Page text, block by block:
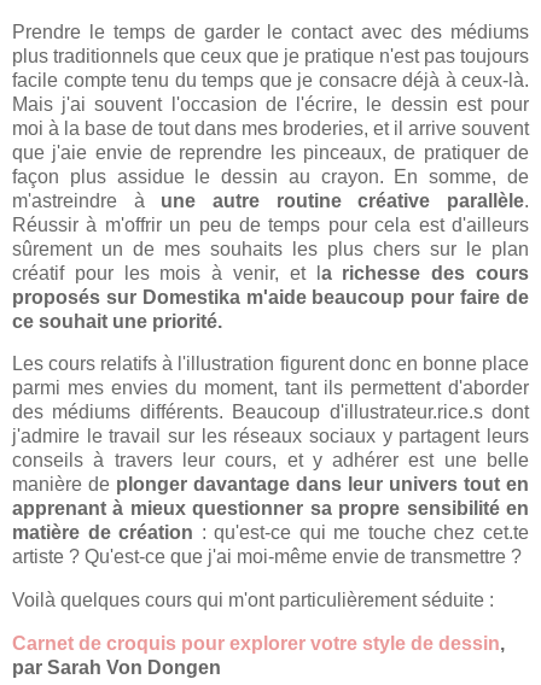
Prendre le temps de garder le contact avec des médiums
plus traditionnels que ceux que je pratique n'est pas toujours
facile compte tenu du temps que je consacre déjà à ceux-là.
Mais j'ai souvent l'occasion de l'écrire, le dessin est pour
moi à la base de tout dans mes broderies, et il arrive souvent
que j'aie envie de reprendre les pinceaux, de pratiquer de
façon plus assidue le dessin au crayon. En somme, de
m'astreindre à une autre routine créative parallèle.
Réussir à m'offrir un peu de temps pour cela est d'ailleurs
sûrement un de mes souhaits les plus chers sur le plan
créatif pour les mois à venir, et l a richesse des cours
proposés sur Domestika m'aide beaucoup pour faire de
ce souhait une priorité.
Les cours relatifs à l'illustration figurent donc en bonne place
parmi mes envies du moment, tant ils permettent d'aborder
des médiums différents. Beaucoup d'illustrateur.rice.s dont
j'admire le travail sur les réseaux sociaux y partagent leurs
conseils à travers leur cours, et y adhérer est une belle
manière de plonger davantage dans leur univers tout en
apprenant à mieux questionner sa propre sensibilité en
matière de création : qu'est-ce qui me touche chez cet.te
artiste ? Qu'est-ce que j'ai moi-même envie de transmettre ?
Voilà quelques cours qui m'ont particulièrement séduite :
Carnet de croquis pour explorer votre style de dessin,
par Sarah Von Dongen